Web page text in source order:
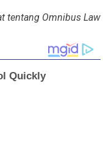
tentang Omnibus Law